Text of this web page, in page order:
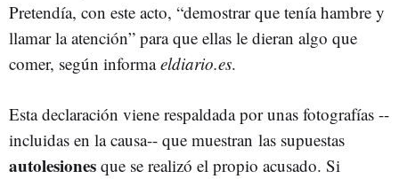
Pretendía, con este acto, “demostrar que tenía hambre y
llamar la atención” para que ellas le dieran algo que
comer, según informaeldiario.es.
Esta declaración viene respaldada por unas fotografías --
incluidas en la causa-- que muestran las supuestas
autolesiones que se realizó el propio acusado. Si